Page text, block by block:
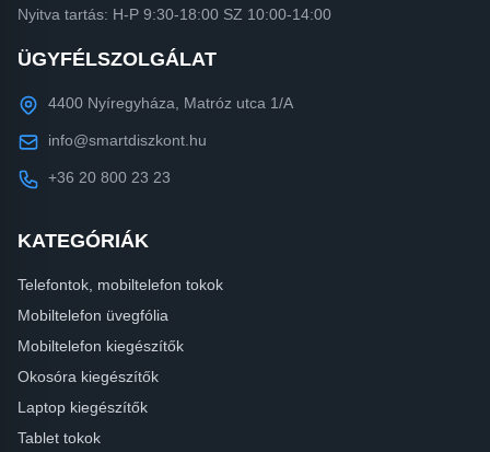
Nyitva tartás: H-P 9:30-18:00 SZ 10:00-14:00
ÜGYFÉLSZOLGÁLAT
4400 Nyíregyháza, Matróz utca 1/A
info@smartdiszkont.hu
+36 20 800 23 23
KATEGÓRIÁK
Telefontok, mobiltelefon tokok
Mobiltelefon üvegfólia
Mobiltelefon kiegészítők
Okosóra kiegészítők
Laptop kiegészítők
Tablet tokok